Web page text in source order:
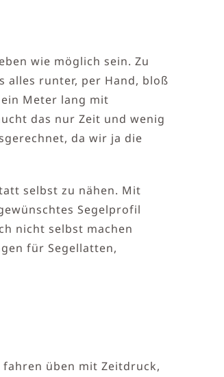
wie möglich sein. Zu
alles runter, per Hand, bloß
Meter lang mit
das nur Zeit und wenig
da wir ja die
selbst zu nähen. Mit
Segelprofil
nicht selbst machen
für Segellatten,
fahren üben mit Zeitdruck,